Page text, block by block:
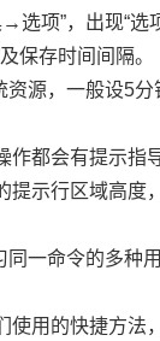
选项”，出现“选
保存时间间隔。
资源，一般设5分
作都会有提示指
提示行区域高度
一命令的多种用
使用的快捷方法